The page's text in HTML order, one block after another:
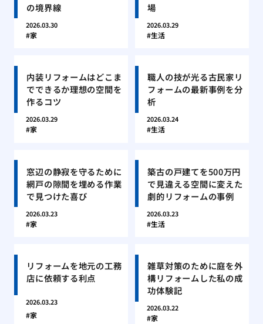
の境界線
2026.03.30
家
場
2026.03.29
生活
内装リフォームはどこま
でできるか理想の空間を
作るコツ
2026.03.29
家
職人の技が光る古民家リ
フォームの最新事例を分
析
2026.03.24
生活
窓辺の静寂を守るために
網戸の隙間を埋める作業
で見つけた喜び
2026.03.23
家
築古の戸建てを500万円
で見違える空間に変えた
劇的リフォームの事例
2026.03.23
生活
リフォームを地元の工務
店に依頼する利点
2026.03.23
家
雑草対策のために庭を外
構リフォームした私の成
功体験記
2026.03.22
家